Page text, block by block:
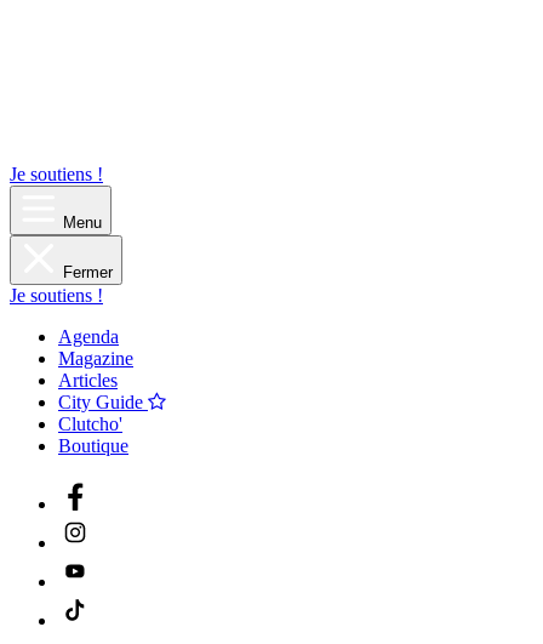
Je soutiens !
Menu
Fermer
Je soutiens !
Agenda
Magazine
Articles
City Guide
Clutcho'
Boutique